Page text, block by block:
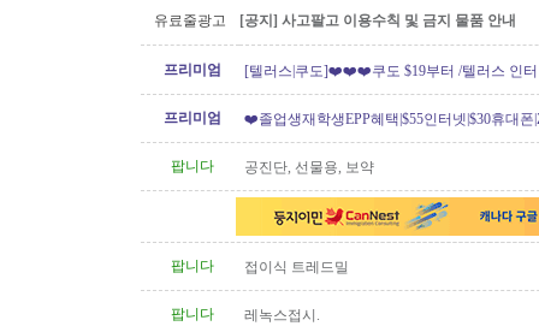
유료줄광고 [공지] 사고팔고 이용수칙 및 금지 물품 안내
프리미엄
[텔러스|쿠도]❤️❤️❤️쿠도 $19부터 /텔러스 인터
프리미엄
❤️졸업생재학생EPP혜택|$55인터넷|$30휴대폰
팝니다
공진단, 선물용, 보약
팝니다 접이식 트레드밀
팝니다 레녹스접시.